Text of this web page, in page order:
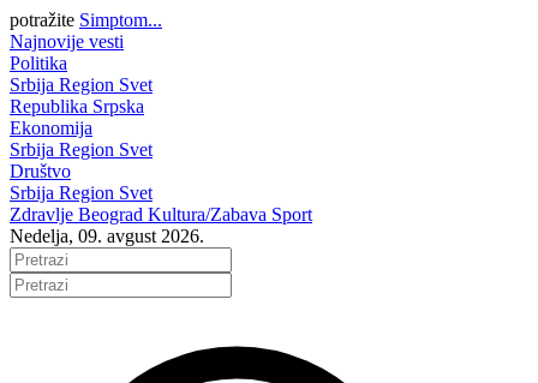
potražite Simptom...
Najnovije vesti
Politika
Srbija Region Svet
Republika Srpska
Ekonomija
Srbija Region Svet
Društvo
Srbija Region Svet
Zdravlje Beograd Kultura/Zabava Sport
Nedelja, 09. avgust 2026.